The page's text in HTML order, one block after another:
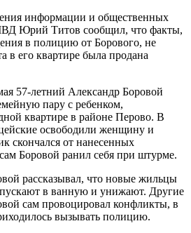
информации и общественных
Юрий Титов сообщил, что факты,
в полицию от Борового, не
в его квартире была продана
57-летний Александр Боровой
пару с ребенком,
квартире в районе Перово. В
освободили женщину и
скончался от нанесенных
Боровой ранил себя при штурме.
рассказывал, что новые жильцы
в ванную и унижают. Другие
сам провоцировал конфликты, в
вызывать полицию.